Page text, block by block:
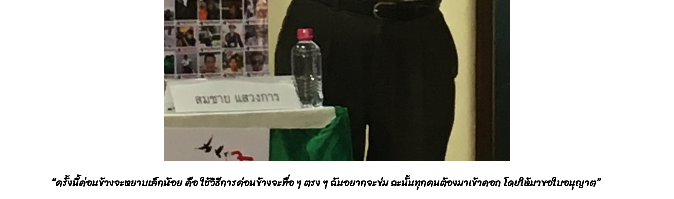
“ครั้งนี้ค่อนข้างจะหยาบเล็กน้อย คือ ใช้วิธีการค่อนข้างจะทื่อ ๆ ตรง ๆ ฉันอยากจะข่ม ฉะนั้นทุกคนต้องมาเข้าคอก โดยให้มาขอใบอนุญาต”